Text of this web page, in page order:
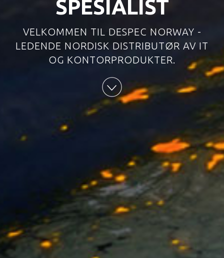
SPESIALIST
VELKOMMEN TIL DESPEC NORWAY -
LEDENDE NORDISK DISTRIBUTØR AV IT
OG KONTORPRODUKTER.